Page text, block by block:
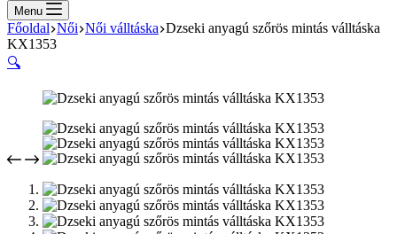
cartMenu
Főoldal Női Női válltáska Dzseki anyagú szőrös mintás válltáska
KX1353
🔍